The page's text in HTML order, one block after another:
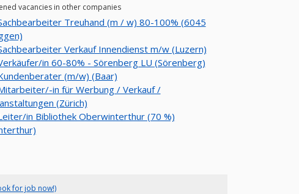
vacancies in other companies
Treuhand (m / w) 80-100% (6045
Verkauf Innendienst m/w (Luzern)
in 60-80% - Sörenberg LU (Sörenberg)
(m/w) (Baar)
in für Werbung / Verkauf /
(Zürich)
in Bibliothek Oberwinterthur (70 %)
for job now!)